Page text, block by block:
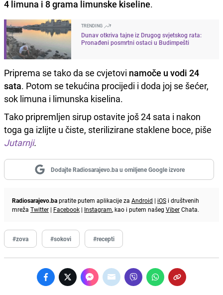
4 limuna i 8 grama limunske kiseline.
TRENDING
Dunav otkriva tajne iz Drugog svjetskog rata:
Pronađeni posmrtni ostaci u Budimpešti
Priprema se tako da se cvjetovi namoče u vodi 24
sata. Potom se tekućina procijedi i doda joj se šećer,
sok limuna i limunska kiselina.
Tako pripremljen sirup ostavite još 24 sata i nakon
toga ga izlijte u čiste, sterilizirane staklene boce, piše
Jutarnji.
Dodajte Radiosarajevo.ba u omiljene Google izvore
Radiosarajevo.bapratite putem aplikacije za Android | iOS i društvenih
mreža Twitter | Facebook | Instagram, kao i putem našeg ViberChata.
#zova #sokovi #recepti